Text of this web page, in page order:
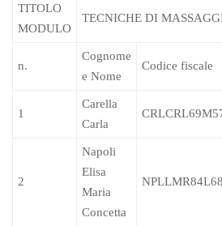
TITOLO
MODULO
TECNICHE DI
n.
Cognome
e Nome
Codice fiscale
1
Carella
Carla
2
Napoli
Elisa
Maria
Concetta